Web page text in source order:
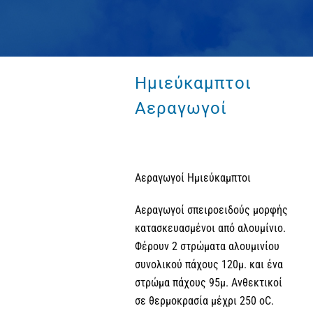
Ημιεύκαμπτοι
Αεραγωγοί
Αεραγωγοί Ημιεύκαμπτοι
Αεραγωγοί σπειροειδούς μορφής
κατασκευασμένοι από αλουμίνιο.
Φέρουν 2 στρώματα αλουμινίου
συνολικού πάχους 120μ. και ένα
στρώμα πάχους 95μ. Ανθεκτικοί
σε θερμοκρασία μέχρι 250 οC.